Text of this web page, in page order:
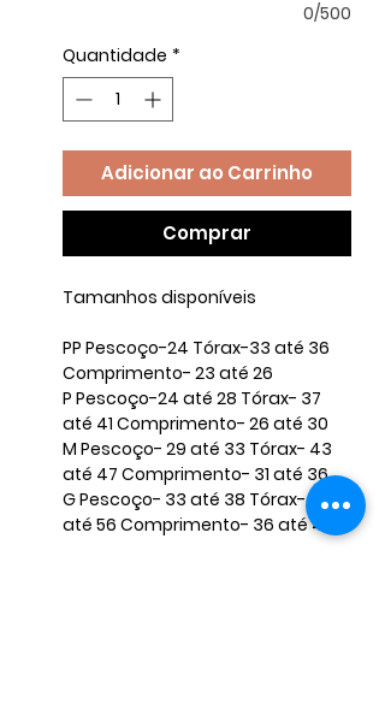
0/500
Quantidade *
Adicionar ao Carrinho
Comprar
Tamanhos disponíveis ​
​PP Pescoço-24 Tórax-33 até 36
Comprimento- 23 até 26 ​
P Pescoço-24 até 28 Tórax- 37
até 41 Comprimento- 26 até 30 ​
M Pescoço- 29 até 33 Tórax- 43
até 47 Comprimento- 31 até 36
​G Pescoço- 33 até 38 Tórax- 52
até 56 Comprimento- 36 até 40 ​